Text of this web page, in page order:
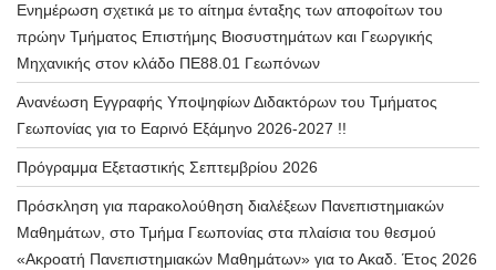
Ενημέρωση σχετικά με το αίτημα ένταξης των αποφοίτων του
πρώην Τμήματος Επιστήμης Βιοσυστημάτων και Γεωργικής
Μηχανικής στον κλάδο ΠΕ88.01 Γεωπόνων
Ανανέωση Εγγραφής Υποψηφίων Διδακτόρων του Τμήματος
Γεωπονίας για το Εαρινό Εξάμηνο 2026-2027 !!
Πρόγραμμα Εξεταστικής Σεπτεμβρίου 2026
Πρόσκληση για παρακολούθηση διαλέξεων Πανεπιστημιακών
Μαθημάτων, στο Τμήμα Γεωπονίας στα πλαίσια του θεσμού
«Ακροατή Πανεπιστημιακών Μαθημάτων» για το Ακαδ. Έτος 2026